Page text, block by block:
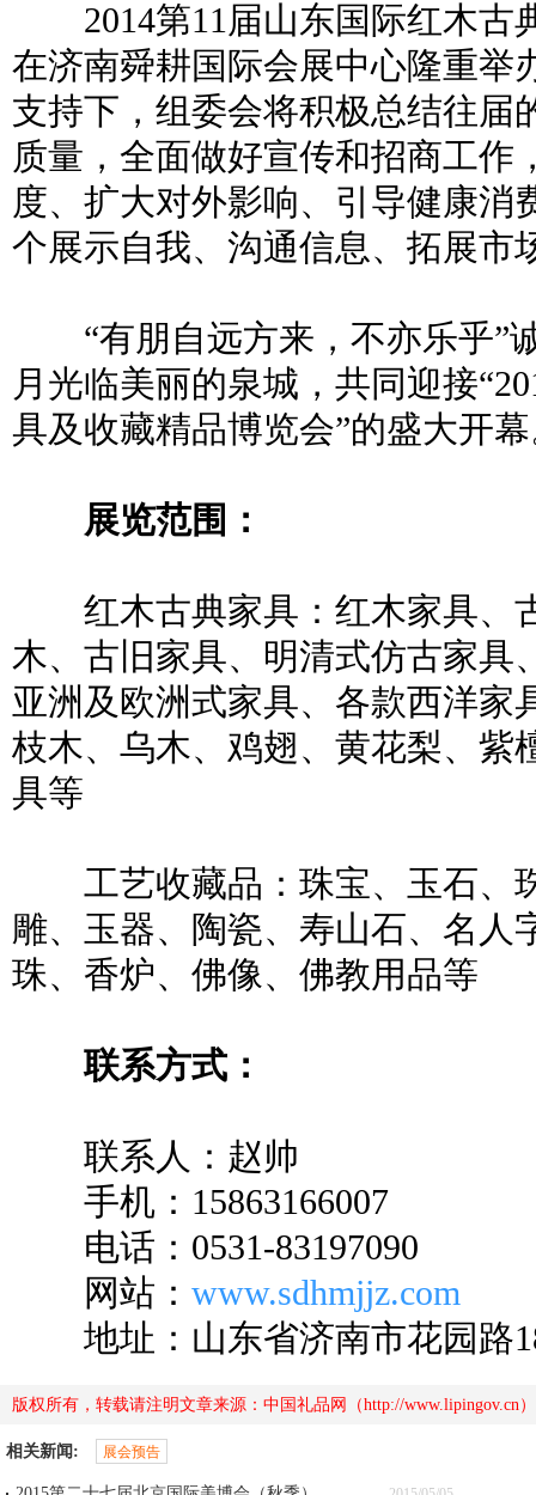
2014第11届山东国际红木古
在济南舜耕国际会展中心隆重举
支持下，组委会将积极总结往届
质量，全面做好宣传和招商工作
度、扩大对外影响、引导健康消
个展示自我、沟通信息、拓展市
“有朋自远方来，不亦乐乎”
月光临美丽的泉城，共同迎接
具及收藏精品博览会”的盛大开
展览范围：
红木古典家具：红木家具、
木、古旧家具、明清式仿古家具
亚洲及欧洲式家具、各款西洋家
枝木、乌木、鸡翅、黄花梨、紫
具等
工艺收藏品：珠宝、玉石、
雕、玉器、陶瓷、寿山石、名人
珠、香炉、佛像、佛教用品等
联系方式：
联系人：赵帅
手机：15863166007
电话：0531-83197090
网站： www.sdhmjjz.com
地址：山东省济南市花园路
版权所有，转载请注明文章来源：中国礼品网（http://www.lipingov.cn
相关新闻: 展会预告